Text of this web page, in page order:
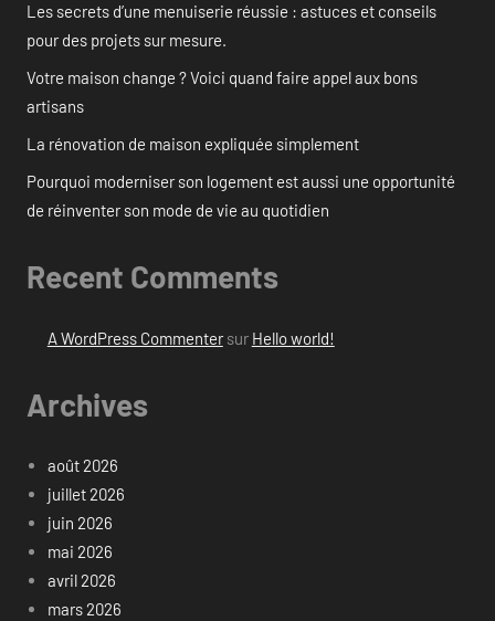
Les secrets d’une menuiserie réussie : astuces et conseils
pour des projets sur mesure.
Votre maison change ? Voici quand faire appel aux bons
artisans
La rénovation de maison expliquée simplement
Pourquoi moderniser son logement est aussi une opportunité
de réinventer son mode de vie au quotidien
Recent Comments
A WordPress Commentersur Hello world!
Archives
août 2026
juillet 2026
juin 2026
mai 2026
avril 2026
mars 2026